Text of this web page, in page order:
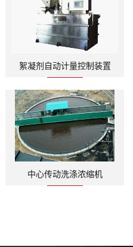
絮凝剂自动计量控制装置
中心传动洗涤浓缩机